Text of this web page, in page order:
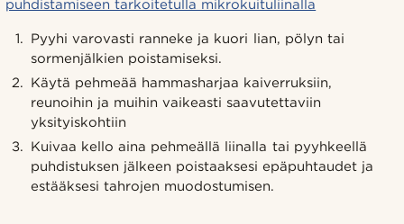
puhdistamiseen tarkoitetulla mikrokuituliinalla
Pyyhi varovasti ranneke ja kuori lian, pölyn tai
sormenjälkien poistamiseksi.
Käytä pehmeää hammasharjaa kaiverruksiin,
reunoihin ja muihin vaikeasti saavutettaviin
yksityiskohtiin
Kuivaa kello aina pehmeällä liinalla tai pyyhkeellä
puhdistuksen jälkeen poistaaksesi epäpuhtaudet ja
estääksesi tahrojen muodostumisen.